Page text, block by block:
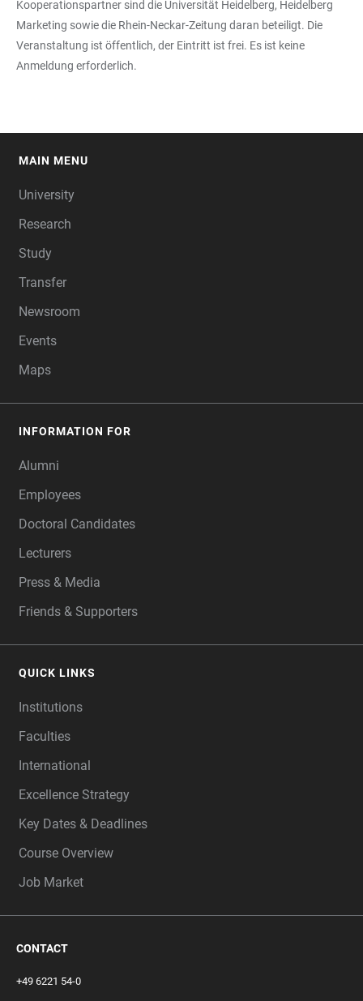
Kooperationspartner sind die Universität Heidelberg, Heidelberg
Marketing sowie die Rhein-Neckar-Zeitung daran beteiligt. Die
Veranstaltung ist öffentlich, der Eintritt ist frei. Es ist keine
Anmeldung erforderlich.
MAIN MENU
University
Research
Study
Transfer
Newsroom
Events
Maps
INFORMATION FOR
Alumni
Employees
Doctoral Candidates
Lecturers
Press & Media
Friends & Supporters
QUICK LINKS
Institutions
Faculties
International
Excellence Strategy
Key Dates & Deadlines
Course Overview
Job Market
CONTACT
+49 6221 54-0